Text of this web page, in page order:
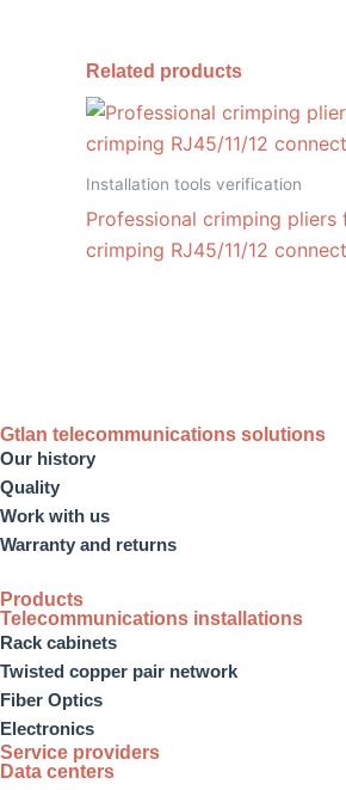
Related products
Installation tools verification
Professional crimping pliers
crimping RJ45/11/12
Gtlan telecommunications solutions
Our history
Quality
Work with us
Warranty and returns
Products
Telecommunications installations
Rack cabinets
Twisted copper pair network
Fiber Optics
Electronics
Service providers
Data centers